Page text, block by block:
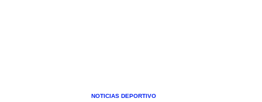
NOTICIAS DEPORTIVO